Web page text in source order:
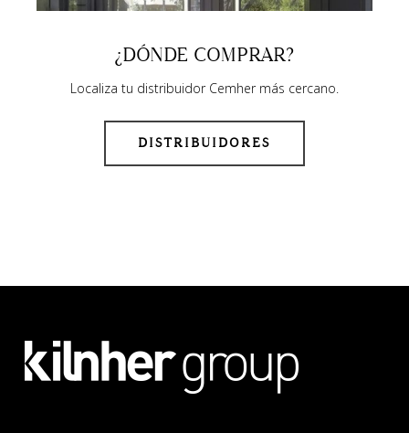
¿DÓNDE COMPRAR?
Localiza tu distribuidor Cemher más cercano.
DISTRIBUIDORES